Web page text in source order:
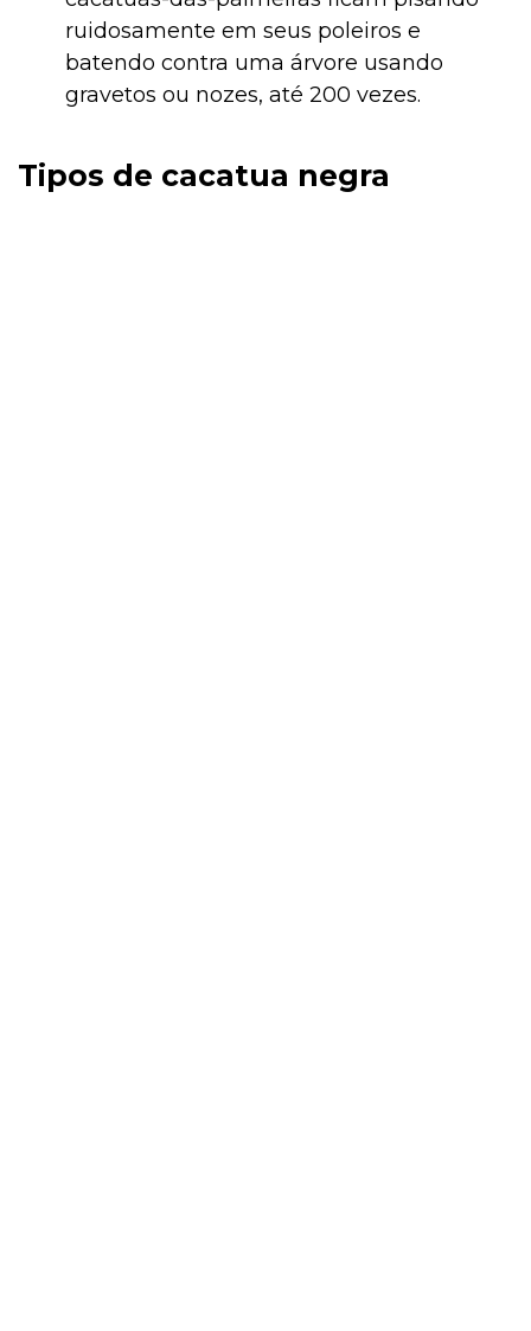
ruidosamente em seus poleiros e
batendo contra uma árvore usando
gravetos ou nozes, até 200 vezes.
Tipos de cacatua negra